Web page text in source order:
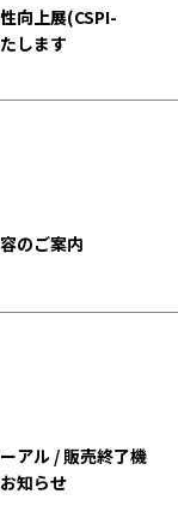
向上展(CSPI-
します
のご案内
アル / 販売終了機
知らせ